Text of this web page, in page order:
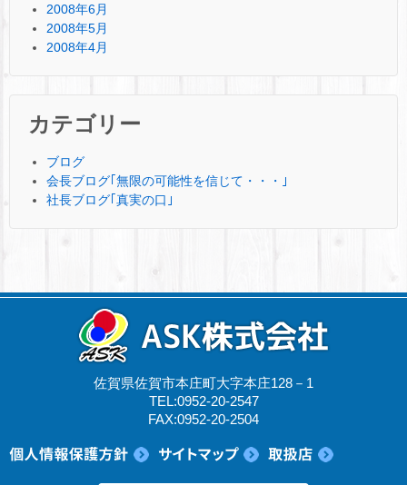
2008年6月
2008年5月
2008年4月
カテゴリー
ブログ
会長ブログ｢無限の可能性を信じて・・・｣
社長ブログ｢真実の口｣
佐賀県佐賀市本庄町大字本庄128－1
TEL:0952-20-2547
FAX:0952-20-2504